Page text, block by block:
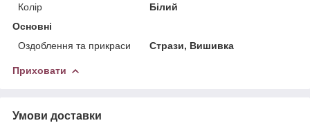
Колір
Білий
Основні
Оздоблення та прикраси
Стрази, Вишивка
Приховати
Умови доставки